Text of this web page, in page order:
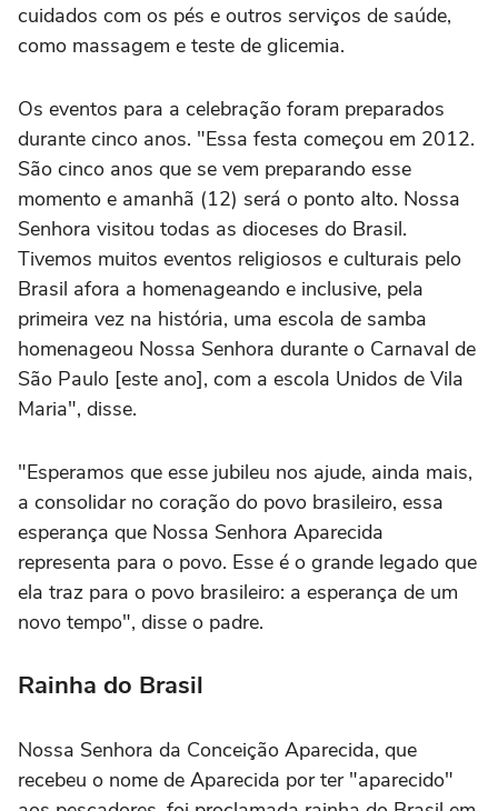
cuidados com os pés e outros serviços de saúde,
como massagem e teste de glicemia.
Os eventos para a celebração foram preparados
durante cinco anos. "Essa festa começou em 2012.
São cinco anos que se vem preparando esse
momento e amanhã (12) será o ponto alto. Nossa
Senhora visitou todas as dioceses do Brasil.
Tivemos muitos eventos religiosos e culturais pelo
Brasil afora a homenageando e inclusive, pela
primeira vez na história, uma escola de samba
homenageou Nossa Senhora durante o Carnaval de
São Paulo [este ano], com a escola Unidos de Vila
Maria", disse.
"Esperamos que esse jubileu nos ajude, ainda mais,
a consolidar no coração do povo brasileiro, essa
esperança que Nossa Senhora Aparecida
representa para o povo. Esse é o grande legado que
ela traz para o povo brasileiro: a esperança de um
novo tempo", disse o padre.
Rainha do Brasil
Nossa Senhora da Conceição Aparecida, que
recebeu o nome de Aparecida por ter "aparecido"